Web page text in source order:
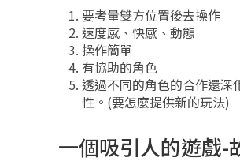
要考量雙方位置後去操作
速度感、快感、動態
操作簡單
有協助的角色
透過不同的角色的合作還深
性。(要怎麼提供新的玩法)
一個吸引人的遊戲-